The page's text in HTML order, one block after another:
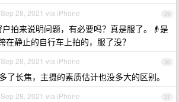
29
Sep 28, 2021 via iPhone
户拍来说明问题，有必要吗？真是服了。👴是
在静止的自行车上拍的，服了没？
30
Sep 28, 2021 via iPhone
了长焦，主摄的素质估计也没多大的区别。
31
Sep 28, 2021 via iPhone